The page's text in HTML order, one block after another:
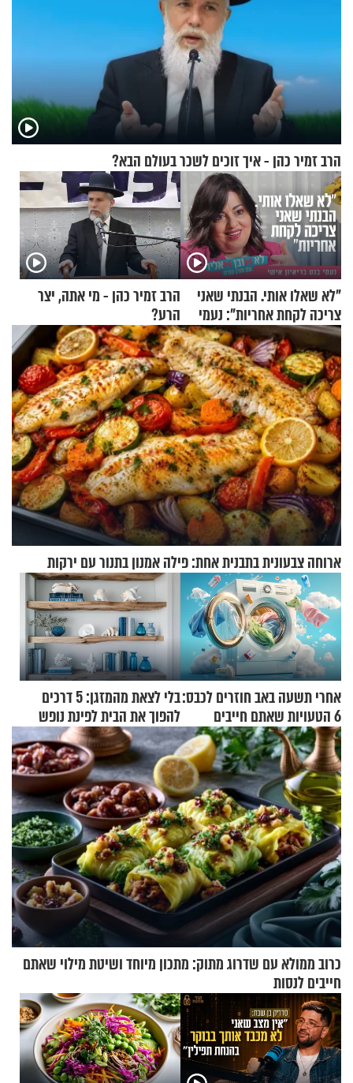
הרב זמיר כהן - איך זוכים לשכר בעולם הבא?
"לא שאלו אותי. הבנתי שאני
צריכה לקחת אחריות": נעמי
בנט בריאיון אישי
הרב זמיר כהן - מי אתה, יצר
הרע?
ארוחה צבעונית בתבנית אחת: פילה אמנון בתנור עם ירקות
אחרי תשעה באב חוזרים לכבס:
6 הטעויות שאתם חייבים
להפסיק לעשות
בלי לצאת מהמזגן: 5 דרכים
להפוך את הבית לפינת נופש
מעוצבת
כרוב ממולא עם שדרוג מתוק: מתכון מיוחד ושיטת מילוי שאתם
חייבים לנסות